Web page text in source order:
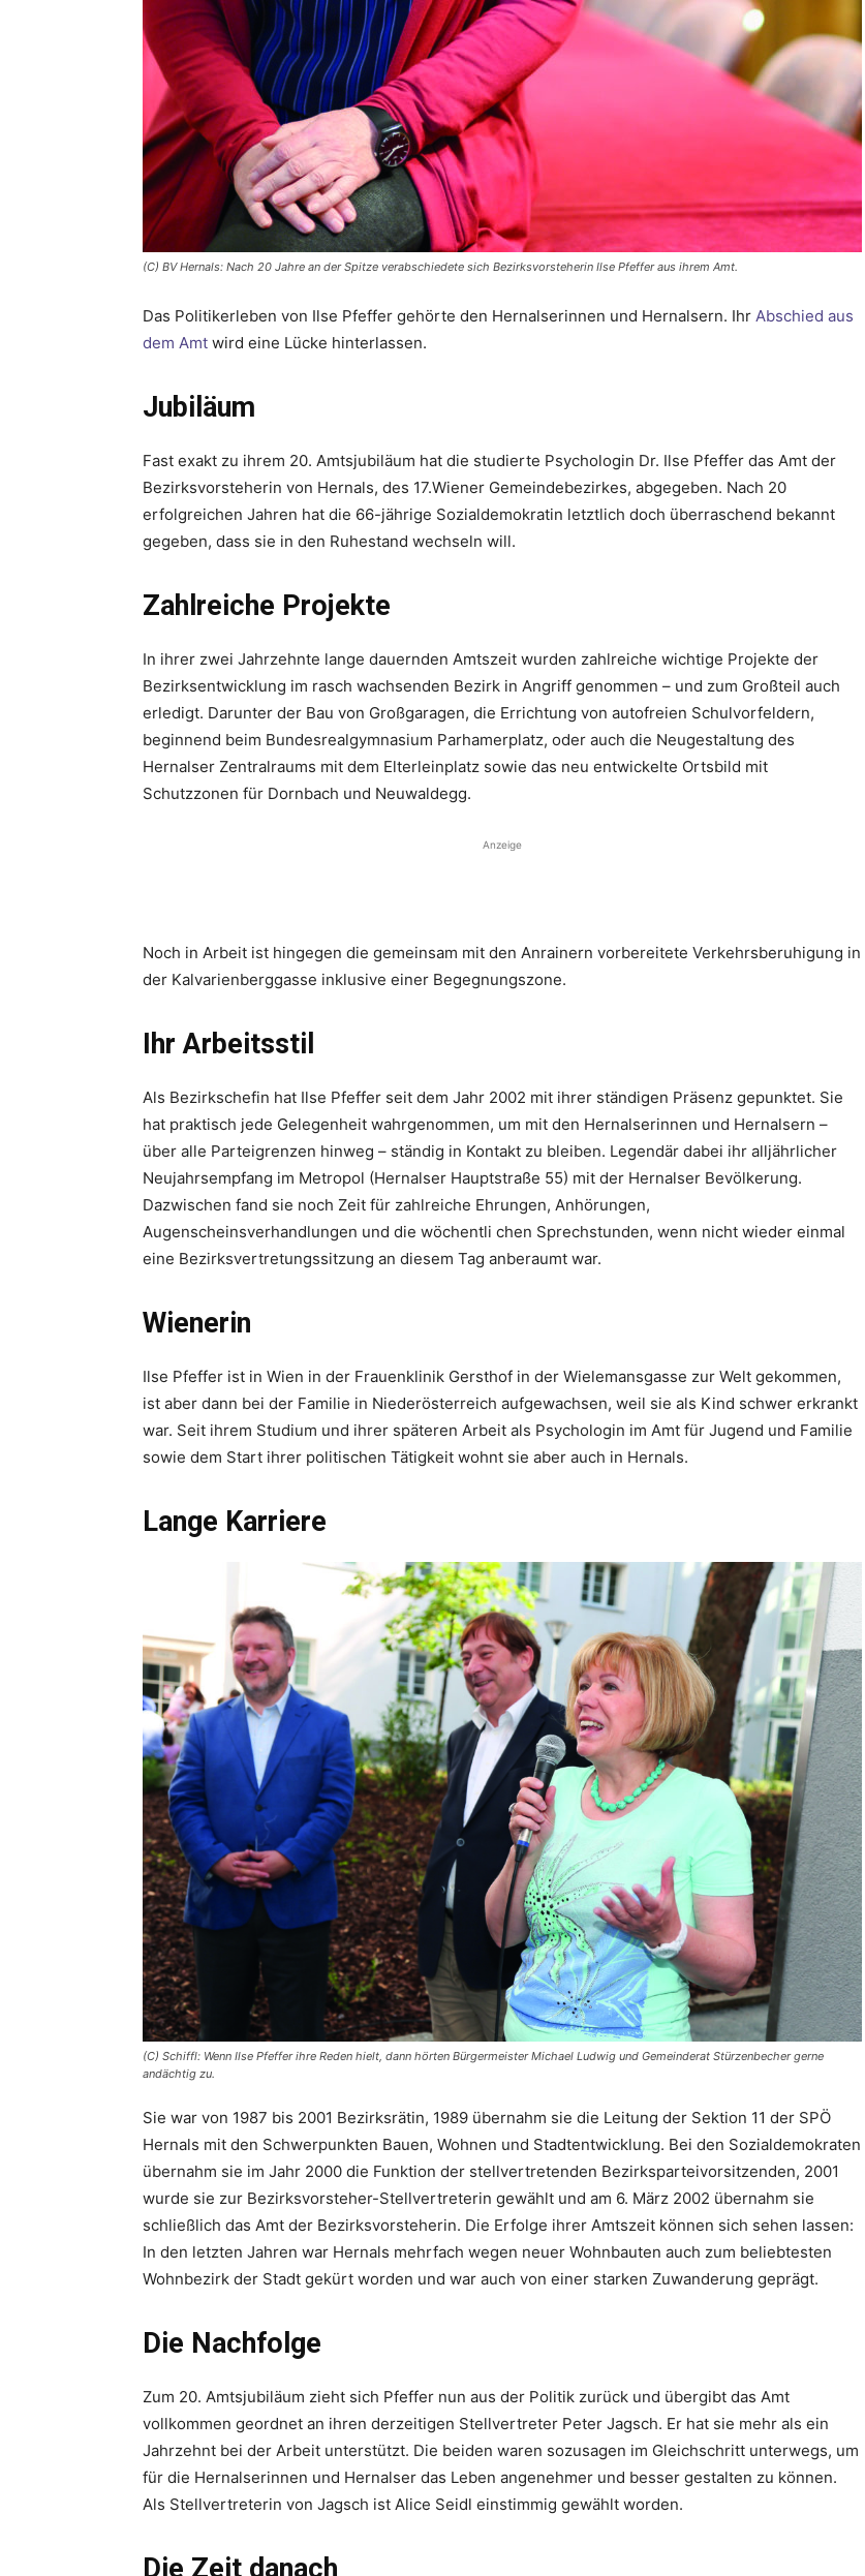
(C) BV Hernals: Nach 20 Jahre an der Spitze verabschiedete sich Bezirksvorsteherin Ilse Pfeffer aus ihrem Amt.
Das Politikerleben von Ilse Pfeffer gehörte den Hernalserinnen und Hernalsern. Ihr Abschied aus
dem Amt wird eine Lücke hinterlassen.
Jubiläum
Fast exakt zu ihrem 20. Amtsjubiläum hat die studierte Psychologin Dr. Ilse Pfeffer das Amt der
Bezirksvorsteherin von Hernals, des 17.Wiener Gemeindebezirkes, abgegeben. Nach 20
erfolgreichen Jahren hat die 66-jährige Sozialdemokratin letztlich doch überraschend bekannt
gegeben, dass sie in den Ruhestand wechseln will.
Zahlreiche Projekte
In ihrer zwei Jahrzehnte lange dauernden Amtszeit wurden zahlreiche wichtige Projekte der
Bezirksentwicklung im rasch wachsenden Bezirk in Angriff genommen – und zum Großteil auch
erledigt. Darunter der Bau von Großgaragen, die Errichtung von autofreien Schulvorfeldern,
beginnend beim Bundesrealgymnasium Parhamerplatz, oder auch die Neugestaltung des
Hernalser Zentralraums mit dem Elterleinplatz sowie das neu entwickelte Ortsbild mit
Schutzzonen für Dornbach und Neuwaldegg.
Anzeige
Noch in Arbeit ist hingegen die gemeinsam mit den Anrainern vorbereitete Verkehrsberuhigung in
der Kalvarienberggasse inklusive einer Begegnungszone.
Ihr Arbeitsstil
Als Bezirkschefin hat Ilse Pfeffer seit dem Jahr 2002 mit ihrer ständigen Präsenz gepunktet. Sie
hat praktisch jede Gelegenheit wahrgenommen, um mit den Hernalserinnen und Hernalsern –
über alle Parteigrenzen hinweg – ständig in Kontakt zu bleiben. Legendär dabei ihr alljährlicher
Neujahrsempfang im Metropol (Hernalser Hauptstraße 55) mit der Hernalser Bevölkerung.
Dazwischen fand sie noch Zeit für zahlreiche Ehrungen, Anhörungen,
Augenscheinsverhandlungen und die wöchentli chen Sprechstunden, wenn nicht wieder einmal
eine Bezirksvertretungssitzung an diesem Tag anberaumt war.
Wienerin
Ilse Pfeffer ist in Wien in der Frauenklinik Gersthof in der Wielemansgasse zur Welt gekommen,
ist aber dann bei der Familie in Niederösterreich aufgewachsen, weil sie als Kind schwer erkrankt
war. Seit ihrem Studium und ihrer späteren Arbeit als Psychologin im Amt für Jugend und Familie
sowie dem Start ihrer politischen Tätigkeit wohnt sie aber auch in Hernals.
Lange Karriere
(C) Schiffl: Wenn Ilse Pfeffer ihre Reden hielt, dann hörten Bürgermeister Michael Ludwig und Gemeinderat Stürzenbecher gerne
andächtig zu.
Sie war von 1987 bis 2001 Bezirksrätin, 1989 übernahm sie die Leitung der Sektion 11 der SPÖ
Hernals mit den Schwerpunkten Bauen, Wohnen und Stadtentwicklung. Bei den Sozialdemokraten
übernahm sie im Jahr 2000 die Funktion der stellvertretenden Bezirksparteivorsitzenden, 2001
wurde sie zur Bezirksvorsteher-Stellvertreterin gewählt und am 6. März 2002 übernahm sie
schließlich das Amt der Bezirksvorsteherin. Die Erfolge ihrer Amtszeit können sich sehen lassen:
In den letzten Jahren war Hernals mehrfach wegen neuer Wohnbauten auch zum beliebtesten
Wohnbezirk der Stadt gekürt worden und war auch von einer starken Zuwanderung geprägt.
Die Nachfolge
Zum 20. Amtsjubiläum zieht sich Pfeffer nun aus der Politik zurück und übergibt das Amt
vollkommen geordnet an ihren derzeitigen Stellvertreter Peter Jagsch. Er hat sie mehr als ein
Jahrzehnt bei der Arbeit unterstützt. Die beiden waren sozusagen im Gleichschritt unterwegs, um
für die Hernalserinnen und Hernalser das Leben angenehmer und besser gestalten zu können.
Als Stellvertreterin von Jagsch ist Alice Seidl einstimmig gewählt worden.
Die Zeit danach